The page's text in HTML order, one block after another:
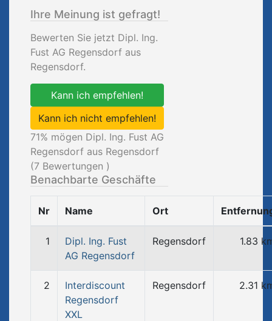
Ihre Meinung ist gefragt!
Bewerten Sie jetzt Dipl. Ing.
Fust AG Regensdorf aus
Regensdorf.
Kann ich empfehlen!
Kann ich nicht empfehlen!
71% mögen Dipl. Ing. Fust AG
Regensdorf aus Regensdorf
(7 Bewertungen )
Benachbarte Geschäfte
Nr Name Ort
1
Dipl. Ing. Fust
AG Regensdorf
Regensdorf 1.83
2
Interdiscount
Regensdorf
XXL
Regensdorf 2.31